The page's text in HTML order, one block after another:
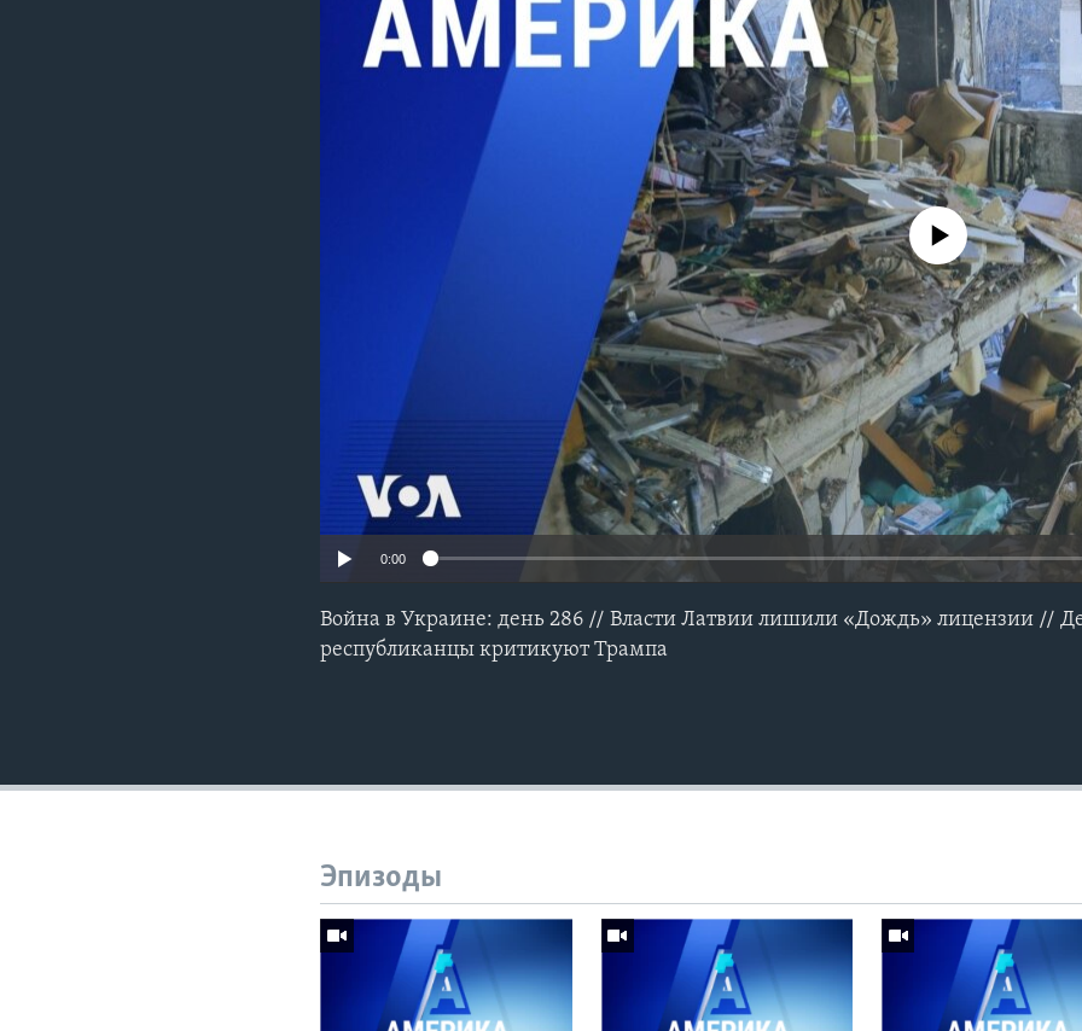
No media source currently
0:00
Война в Украине: день 286 // Власти Латвии лишили «Дождь» лицензии //
республиканцы критикуют Трампа
Эпизоды